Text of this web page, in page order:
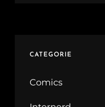
CATEGORIE
Comics